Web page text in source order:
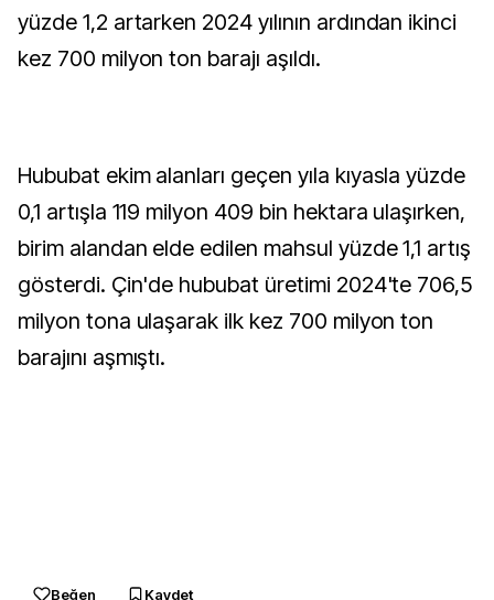
yüzde 1,2 artarken 2024 yılının ardından ikinci
kez 700 milyon ton barajı aşıldı.
Hububat ekim alanları geçen yıla kıyasla yüzde
0,1 artışla 119 milyon 409 bin hektara ulaşırken,
birim alandan elde edilen mahsul yüzde 1,1 artış
gösterdi. Çin'de hububat üretimi 2024'te 706,5
milyon tona ulaşarak ilk kez 700 milyon ton
barajını aşmıştı.
Beğen Kaydet